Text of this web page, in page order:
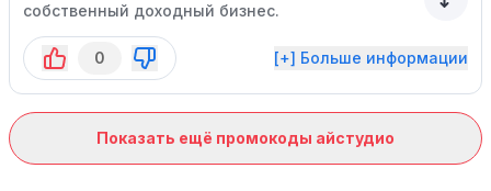
собственный доходный бизнес.
0 [+] Больше информации
Показать ещё промокоды айстудио